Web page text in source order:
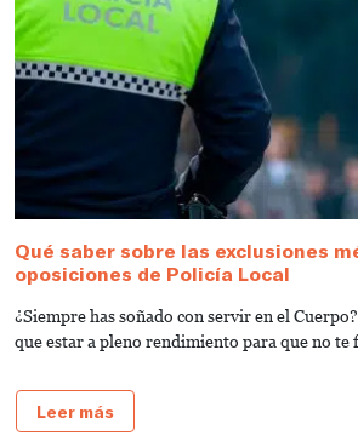
Qué saber sobre las exclusiones
oposiciones de Policía Local
¿Siempre has soñado con servir en el
que estar a pleno rendimiento para que no te
Leer más